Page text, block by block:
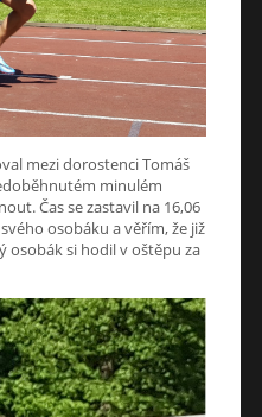
mezi dorostenci Tomáš
minulém
Čas se zastavil na 16,06
osobáku a věřím, že již
osobák si hodil v oštěpu za